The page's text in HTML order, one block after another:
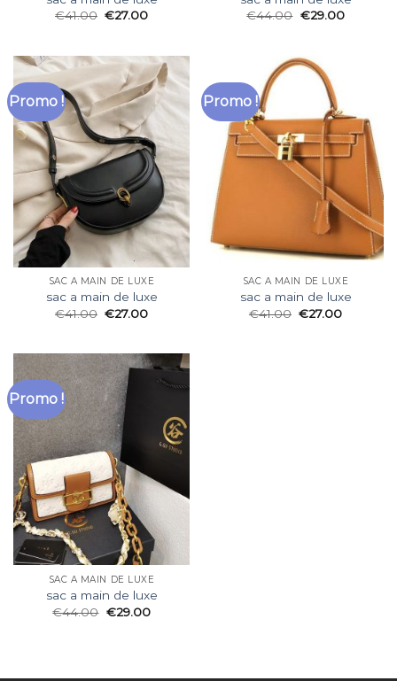
€41.00 €27.00
€44.00 €29.00
Promo !
SAC A MAIN DE LUXE
sac a main de luxe
€41.00 €27.00
Promo !
SAC A MAIN DE LUXE
sac a main de luxe
€41.00 €27.00
Promo !
SAC A MAIN DE LUXE
sac a main de luxe
€44.00 €29.00